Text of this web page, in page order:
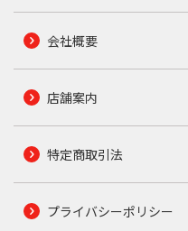
会社概要
店舗案内
特定商取引法
プライバシーポリシー